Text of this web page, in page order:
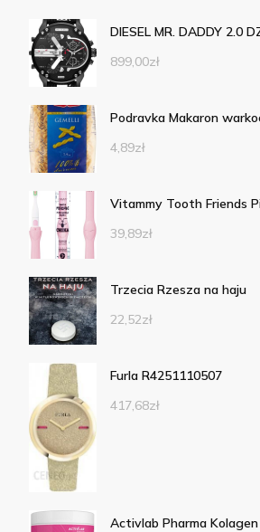
DIESEL MR. DADDY 2.0
899,00zł
Podravka Makaron
4,89zł
Vitammy Tooth Friends
39,89zł
Trzecia Rzesza na haju
22,52zł
Furla R4251110507
417,68zł
Activlab Pharma